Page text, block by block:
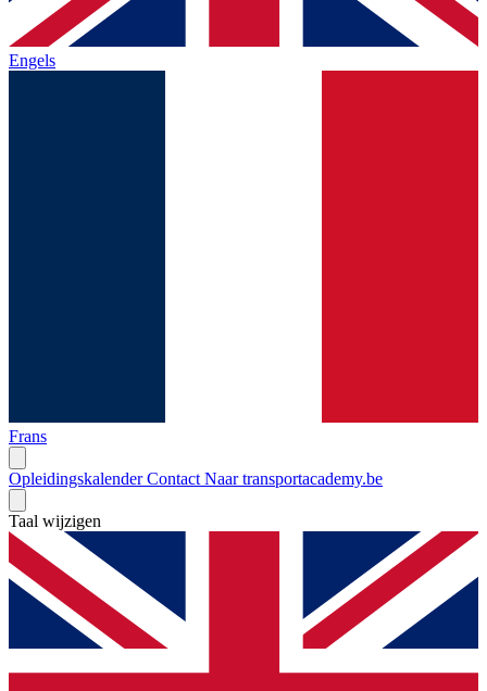
Engels
Frans
OpleidingskalenderContact Naar transportacademy.be
Taal wijzigen